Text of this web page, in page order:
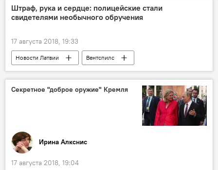
Еврокомиссия
Штраф, рука и сердце: полицейские стали
свидетелями необычного обручения
17 августа 2018, 19:33
Новости Латвии
Вентспилс
Госполиция
штраф обручение
Секретное "доброе оружие" Кремля
Ирина Алкснис
17 августа 2018, 19:04